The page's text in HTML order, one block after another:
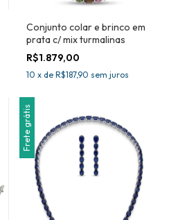
Conjunto colar e brinco em
prata c/ mix turmalinas
R$1.879,00
10 x de R$187,90 sem juros
Frete grátis